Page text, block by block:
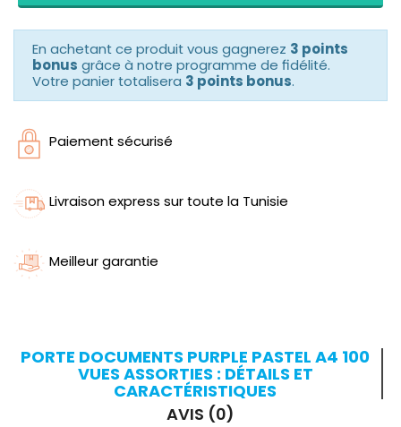
En achetant ce produit vous gagnerez 3 points
bonus grâce à notre programme de fidélité.
Votre panier totalisera 3 points bonus.
Paiement sécurisé
Livraison express sur toute la Tunisie
Meilleur garantie
PORTE DOCUMENTS PURPLE PASTEL A4 100
VUES ASSORTIES : DÉTAILS ET
CARACTÉRISTIQUES
AVIS (0)